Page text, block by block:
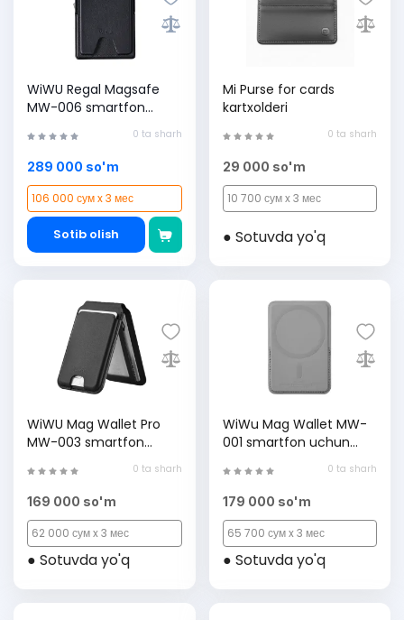
WiWU Regal Magsafe
MW-006 smartfon
uchun tirgakli magnit
hamyon-kartholder ,
Black
0 ta sharh
289 000 so'm
106 000 сум x 3 мес
Sotib olish
Mi Purse for cards
kartxolderi
0 ta sharh
29 000 so'm
10 700 сум x 3 мес
● Sotuvda yo'q
WiWU Mag Wallet Pro
MW-003 smartfon
uchun tirgakli magnit
hamyon-kartholder ,
Black
0 ta sharh
169 000 so'm
62 000 сум x 3 мес
● Sotuvda yo'q
WiWu Mag Wallet MW-
001 smartfon uchun
tirgakli magnit hamyon-
kartholder , Grey
0 ta sharh
179 000 so'm
65 700 сум x 3 мес
● Sotuvda yo'q